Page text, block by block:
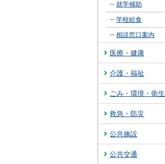
就学補助
学校給食
相談窓口案内
医療・健康
介護・福祉
ごみ・環境・衛生
救急・防災
公共施設
公共交通